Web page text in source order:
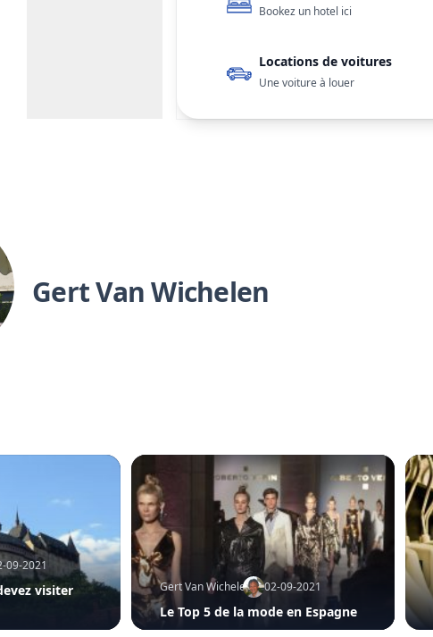
Bookez un hotel ici
Locations de voitures
Une voiture à louer
Gert Van Wichelen
09-2021
visiter
Gert Van Wichelen 02-09-2021
Le Top 5 de la mode en Espagne